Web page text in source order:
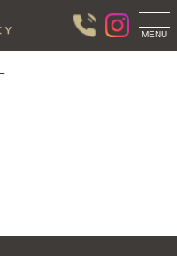
T
O
G
MENU